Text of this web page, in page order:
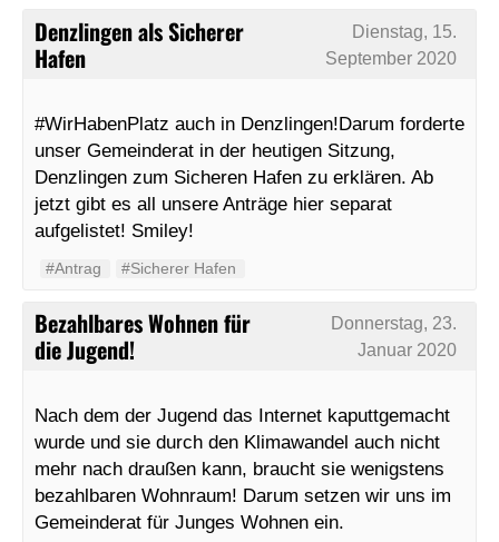
Denzlingen als Sicherer
Hafen
Dienstag, 15.
September 2020
#WirHabenPlatz auch in Denzlingen!Darum forderte
unser Gemeinderat in der heutigen Sitzung,
Denzlingen zum Sicheren Hafen zu erklären. Ab
jetzt gibt es all unsere Anträge hier separat
aufgelistet! Smiley!
#Antrag #Sicherer Hafen
Bezahlbares Wohnen für
die Jugend!
Donnerstag, 23.
Januar 2020
Nach dem der Jugend das Internet kaputtgemacht
wurde und sie durch den Klimawandel auch nicht
mehr nach draußen kann, braucht sie wenigstens
bezahlbaren Wohnraum! Darum setzen wir uns im
Gemeinderat für Junges Wohnen ein.